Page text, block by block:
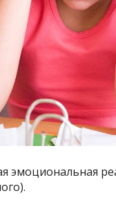
эмоциональная